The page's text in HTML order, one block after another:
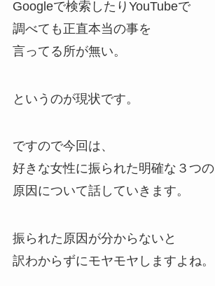
Googleで検索したりYouTubeで
調べても正直本当の事を
言ってる所が無い。
というのが現状です。
ですので今回は、
好きな女性に振られた明確な３つの
原因について話していきます。
振られた原因が分からないと
訳わからずにモヤモヤしますよね。